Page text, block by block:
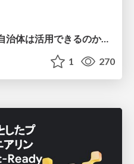
ガバメント AI 源内を地方自治体は活用できるのか 可能性と課題、期待について
1 270